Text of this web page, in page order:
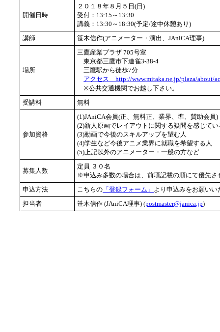
開催日時
２０１８年８月５日(日)
受付：13:15～13:30
講義：13:30～18:30(予定/途中休憩あり)
講師
笹木信作(アニメーター・演出、JAniCA理事)
場所
三鷹産業プラザ 705号室
東京都三鷹市下連雀3-38-4
三鷹駅から徒歩7分
アクセス http://www.mitaka.ne.jp/plaza/about/
※公共交通機関でお越し下さい。
受講料
無料
参加資格
(1)JAniCA会員(正、無料正、業界、準、賛助会員)
(2)新人原画でレイアウトに関する疑問を感じてい
(3)動画で今後のスキルアップを望む人
(4)学生など今後アニメ業界に就職を希望する人
(5)上記以外のアニメーター・一般の方など
募集人数
定員 ３０名
※申込み多数の場合は、前項記載の順にて優先さ
申込方法
こちらの 「登録フォーム」 より申込みをお願いい
担当者
笹木信作 (JAniCA理事) (postmaster@janica.jp)